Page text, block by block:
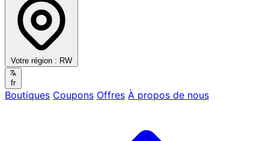
Votre région : RW
fr
Boutiques Coupons Offres À propos de nous